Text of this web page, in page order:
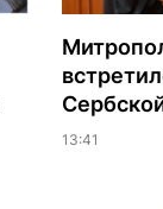
13:41